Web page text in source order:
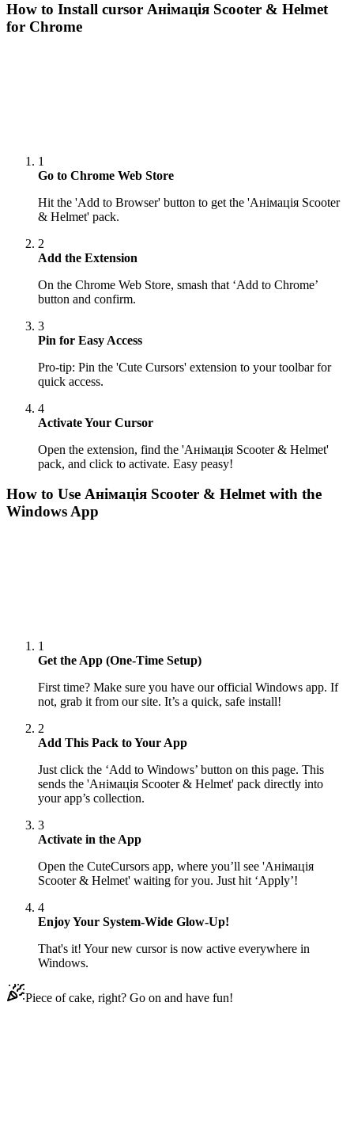
How to Install cursor Анімація Scooter & Helmet
for Chrome
1
Go to Chrome Web Store
Hit the 'Add to Browser' button to get the 'Анімація Scooter
& Helmet' pack.
2
Add the Extension
On the Chrome Web Store, smash that ‘Add to Chrome’
button and confirm.
3
Pin for Easy Access
Pro-tip: Pin the 'Cute Cursors' extension to your toolbar for
quick access.
4
Activate Your Cursor
Open the extension, find the 'Анімація Scooter & Helmet'
pack, and click to activate. Easy peasy!
How to Use Анімація Scooter & Helmetwith the
Windows App
1
Get the App (One-Time Setup)
First time? Make sure you have our official Windows app. If
not, grab it from our site. It’s a quick, safe install!
2
Add This Pack to Your App
Just click the ‘Add to Windows’ button on this page. This
sends the 'Анімація Scooter & Helmet' pack directly into
your app’s collection.
3
Activate in the App
Open the CuteCursors app, where you’ll see 'Анімація
Scooter & Helmet' waiting for you. Just hit ‘Apply’!
4
Enjoy Your System-Wide Glow-Up!
That's it! Your new cursor is now active everywhere in
Windows.
Piece of cake, right? Go on and have fun!